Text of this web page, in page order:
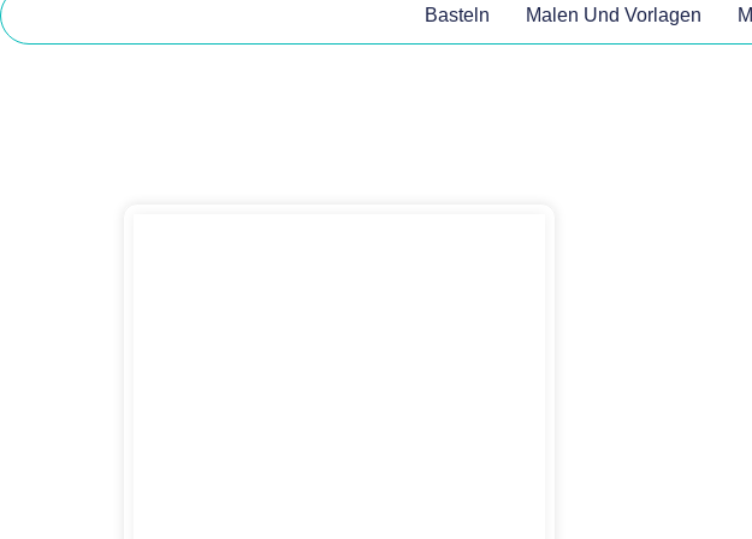
Basteln Malen Und Vorlagen